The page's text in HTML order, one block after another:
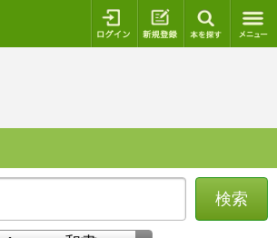
ログイン 新規登録
検索